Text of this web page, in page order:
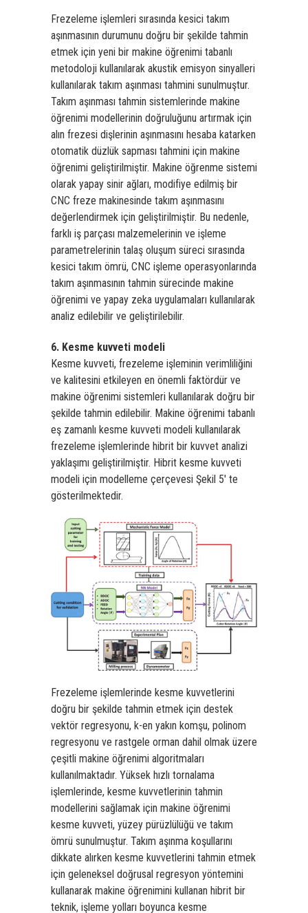
Frezeleme işlemleri sırasında kesici takım
aşınmasının durumunu doğru bir şekilde tahmin
etmek için yeni bir makine öğrenimi tabanlı
metodoloji kullanılarak akustik emisyon sinyalleri
kullanılarak takım aşınması tahmini sunulmuştur.
Takım aşınması tahmin sistemlerinde makine
öğrenimi modellerinin doğruluğunu artırmak için
alın frezesi dişlerinin aşınmasını hesaba katarken
otomatik düzlük sapması tahmini için makine
öğrenimi geliştirilmiştir. Makine öğrenme sistemi
olarak yapay sinir ağları, modifiye edilmiş bir
CNC freze makinesinde takım aşınmasını
değerlendirmek için geliştirilmiştir. Bu nedenle,
farklı iş parçası malzemelerinin ve işleme
parametrelerinin talaş oluşum süreci sırasında
kesici takım ömrü, CNC işleme operasyonlarında
takım aşınmasının tahmin sürecinde makine
öğrenimi ve yapay zeka uygulamaları kullanılarak
analiz edilebilir ve geliştirilebilir.
6. Kesme kuvveti modeli
Kesme kuvveti, frezeleme işleminin verimliliğini
ve kalitesini etkileyen en önemli faktördür ve
makine öğrenimi sistemleri kullanılarak doğru bir
şekilde tahmin edilebilir. Makine öğrenimi tabanlı
eş zamanlı kesme kuvveti modeli kullanılarak
frezeleme işlemlerinde hibrit bir kuvvet analizi
yaklaşımı geliştirilmiştir. Hibrit kesme kuvveti
modeli için modelleme çerçevesi Şekil 5′ te
gösterilmektedir.
Frezeleme işlemlerinde kesme kuvvetlerini
doğru bir şekilde tahmin etmek için destek
vektör regresyonu, k-en yakın komşu, polinom
regresyonu ve rastgele orman dahil olmak üzere
çeşitli makine öğrenimi algoritmaları
kullanılmaktadır. Yüksek hızlı tornalama
işlemlerinde, kesme kuvvetlerinin tahmin
modellerini sağlamak için makine öğrenimi
kesme kuvveti, yüzey pürüzlülüğü ve takım
ömrü sunulmuştur. Takım aşınma koşullarını
dikkate alırken kesme kuvvetlerini tahmin etmek
için geleneksel doğrusal regresyon yöntemini
kullanarak makine öğrenimini kullanan hibrit bir
teknik, işleme yolları boyunca kesme